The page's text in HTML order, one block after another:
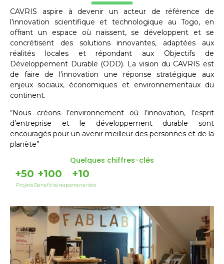
CAVRIS aspire à devenir un acteur de référence de
l’innovation scientifique et technologique au Togo, en
offrant un espace où naissent, se développent et se
concrétisent des solutions innovantes, adaptées aux
réalités locales et répondant aux Objectifs de
Développement Durable (ODD). La vision du CAVRIS est
de faire de l’innovation une réponse stratégique aux
enjeux sociaux, économiques et environnementaux du
continent.
“Nous créons l’environnement où l’innovation, l’esprit
d’entreprise et le développement durable sont
encouragés pour un avenir meilleur des personnes et de la
planète”
Quelques chiffres-clés
Projets
+50
Beneficiaires
+100
partenariats
+10